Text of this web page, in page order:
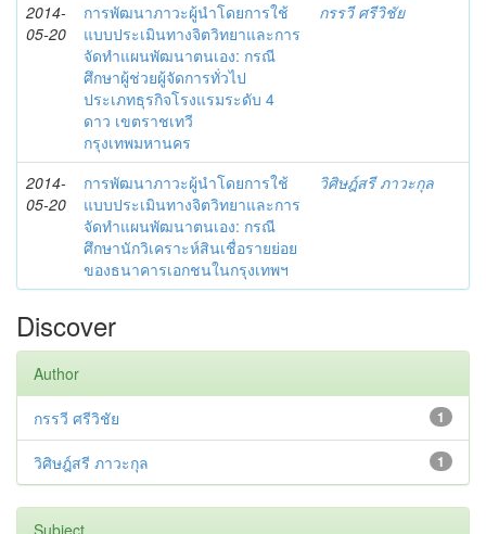
2014-
05-20
การพัฒนาภาวะผู้นำโดยการใช้
แบบประเมินทางจิตวิทยาและการ
จัดทำแผนพัฒนาตนเอง: กรณี
ศึกษาผู้ช่วยผู้จัดการทั่วไป
ประเภทธุรกิจโรงแรมระดับ 4
ดาว เขตราชเทวี
กรุงเทพมหานคร
กรรวี ศรีวิชัย
2014-
05-20
การพัฒนาภาวะผู้นำโดยการใช้
แบบประเมินทางจิตวิทยาและการ
จัดทำแผนพัฒนาตนเอง: กรณี
ศึกษานักวิเคราะห์สินเชื่อรายย่อย
ของธนาคารเอกชนในกรุงเทพฯ
วิศิษฎ์สรี ภาวะกุล
Discover
Author
1
กรรวี ศรีวิชัย
1
วิศิษฎ์สรี ภาวะกุล
Subject